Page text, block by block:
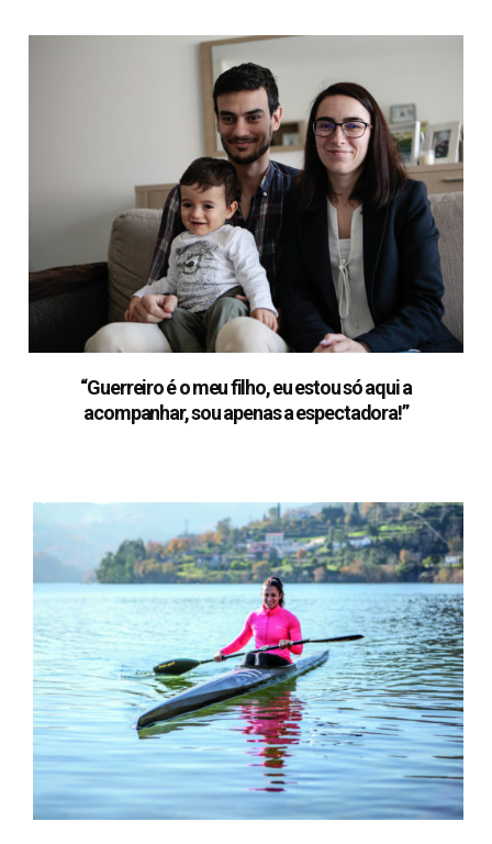
“Guerreiro é o meu filho, eu estou só aqui a
acompanhar, sou apenas a espectadora!”